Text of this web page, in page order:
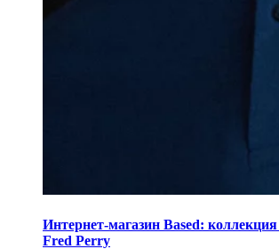
Интернет-магазин Based:
Fred Perry